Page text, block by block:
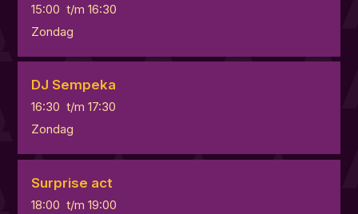
15:00 t/m16:30
Zondag
DJ Sempeka
16:30 t/m17:30
Zondag
Surprise act
18:00 t/m19:00